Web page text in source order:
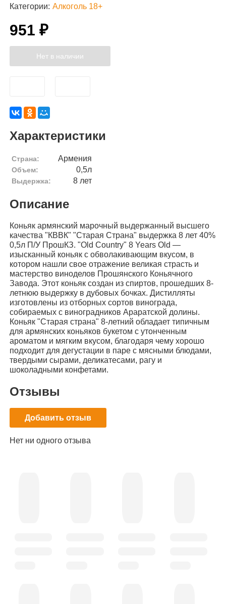
Категории: Алкоголь 18+
951 ₽
Нет в наличии
Характеристики
Страна: Армения
Объем: 0,5л
Выдержка: 8 лет
Описание
Коньяк армянский марочный выдержанный высшего
качества "КВВК" "Старая Страна" выдержка 8 лет 40%
0,5л П/У ПрошКЗ. "Old Country" 8 Years Old —
изысканный коньяк с обволакивающим вкусом, в
котором нашли свое отражение великая страсть и
мастерство виноделов Прошянского Коньячного
Завода. Этот коньяк создан из спиртов, прошедших 8-
летнюю выдержку в дубовых бочках. Дистилляты
изготовлены из отборных сортов винограда,
собираемых с виноградников Араратской долины.
Коньяк "Старая страна" 8-летний обладает типичным
для армянских коньяков букетом с утонченным
ароматом и мягким вкусом, благодаря чему хорошо
подходит для дегустации в паре с мясными блюдами,
твердыми сырами, деликатесами, рагу и
шоколадными конфетами.
Отзывы
Добавить отзыв
Нет ни одного отзыва